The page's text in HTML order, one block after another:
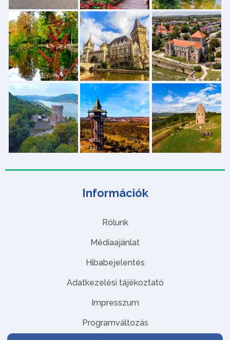
Információk
Rólunk
Médiaajánlat
Hibabejelentés
Adatkezelési tájékoztató
Impresszum
Programváltozás